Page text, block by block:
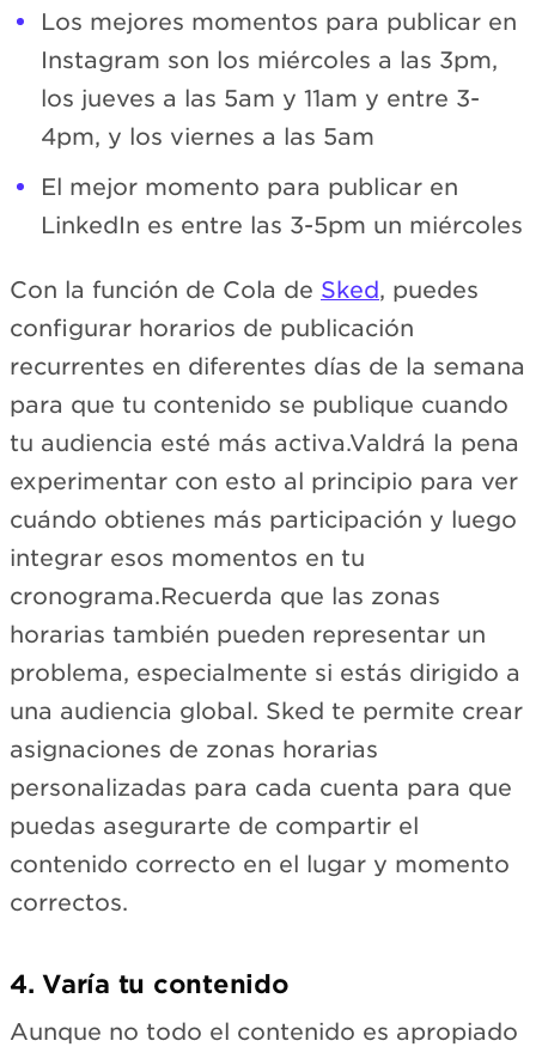
Los mejores momentos para publicar en
Instagram son los miércoles a las 3pm,
los jueves a las 5am y 11am y entre 3-
4pm, y los viernes a las 5am
El mejor momento para publicar en
LinkedIn es entre las 3-5pm un miércoles
Con la función de Cola de Sked, puedes
configurar horarios de publicación
recurrentes en diferentes días de la semana
para que tu contenido se publique cuando
tu audiencia esté más activa.Valdrá la pena
experimentar con esto al principio para ver
cuándo obtienes más participación y luego
integrar esos momentos en tu
cronograma.Recuerda que las zonas
horarias también pueden representar un
problema, especialmente si estás dirigido a
una audiencia global. Sked te permite crear
asignaciones de zonas horarias
personalizadas para cada cuenta para que
puedas asegurarte de compartir el
contenido correcto en el lugar y momento
correctos.
4. Varía tu contenido
Aunque no todo el contenido es apropiado